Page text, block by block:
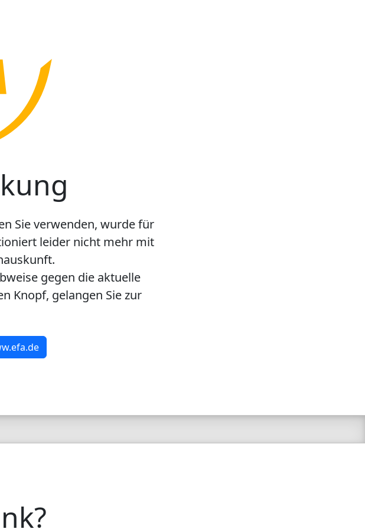
Sie verwenden, wurde für
leider nicht mehr mit
gegen die aktuelle
Knopf, gelangen Sie zur